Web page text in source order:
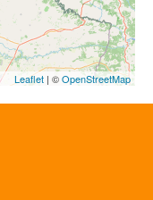
Leaflet | ©OpenStreetMap